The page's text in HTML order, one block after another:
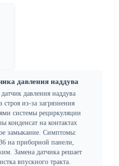
давления наддува
давления наддува
из-за загрязнения
системы рециркуляции
конденсат на контактах
замыкание. Симптомы:
на приборной панели,
Замена датчика решает
впускного тракта.